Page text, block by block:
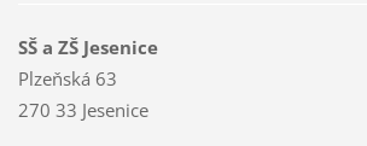
SŠ a ZŠ Jesenice
Plzeňská 63
270 33 Jesenice